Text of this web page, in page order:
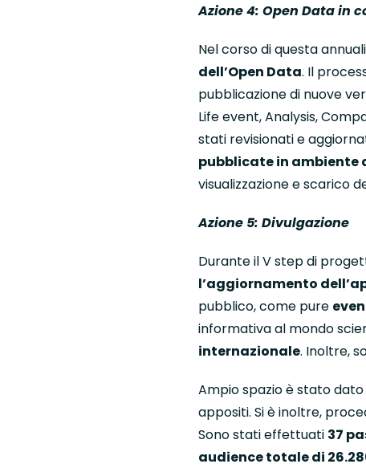
Azione 4: Open Data in
Nel corso di questa
dell’Open Data. Il
pubblicazione di nuove
Life event, Analysis,
stati revisionati e
pubblicate in ambiente
visualizzazione e scarico
Azione 5: Divulgazione
Durante il V step di
l’aggiornamento
pubblico, come pure
informativa al mondo
internazionale. Inoltre,
Ampio spazio è stato dato
appositi. Si è inoltre,
Sono stati effettuati 37
audience totale di